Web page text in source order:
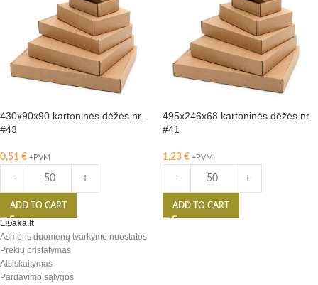
430x90x90 kartoninės dėžės nr.
#43
0,51 € +PVM
- +
ADD TO CART
495x246x68 kartoninės dėžės nr.
#41
1,23 € +PVM
- +
ADD TO CART
Lipaka.lt
Asmens duomenų tvarkymo nuostatos
Prekių pristatymas
Atsiskaitymas
Pardavimo sąlygos